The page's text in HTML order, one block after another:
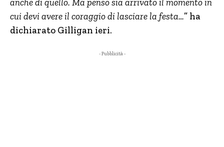
cui devi avere il coraggio di lasciare la festa…” ha
dichiarato Gilligan ieri.
- Pubblicità -